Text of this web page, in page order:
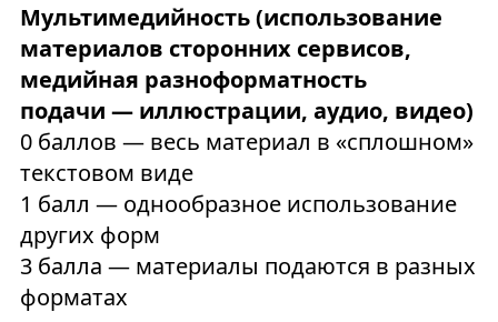
Мультимедийность (использование
материалов сторонних сервисов,
медийная разноформатность
подачи — иллюстрации, аудио, видео)
0 баллов — весь материал в «сплошном»
текстовом виде
1 балл — однообразное использование
других форм
3 балла — материалы подаются в разных
форматах